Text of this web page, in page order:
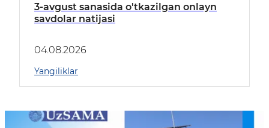
3-avgust sanasida o'tkazilgan onlayn
savdolar natijasi
04.08.2026
Yangiliklar